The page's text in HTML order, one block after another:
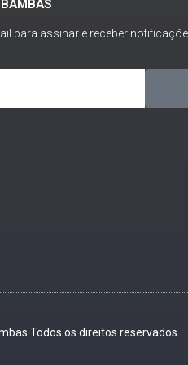
para assinar e receber
Todos os direitos reservados.